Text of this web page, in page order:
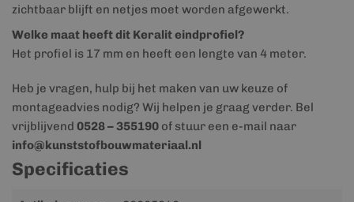
zichtbaar blijft en netjes moet worden afgewerkt.
Welke maat heeft dit Keralit eindprofiel?
Het profiel is 17 mm en heeft een lengte van 4 meter.
Heb je vragen, hulp bij het maken van uw keuze of
montageadvies nodig? Wij helpen je graag verder. Bel
vrijblijvend 0528 – 355190 of stuur een e-mail naar
info@kunststofbouwmateriaal.nl
Specificaties
Meer